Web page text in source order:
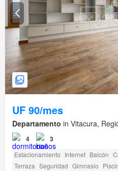
UF 90/mes
Departamento in Vitacura,
4 3
Estacionamiento Internet Balcón
Terraza Seguridad Gimnasio